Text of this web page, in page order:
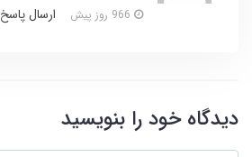
ارسال پاسخ
دیدگاه خود را بنویسید